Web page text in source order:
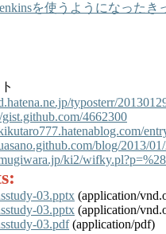
を使うようになったき
typosterr/
gist.github.com/4662300
blog/2013/
ki2/
03.pptx (application/
03.pptx (application/
03.pdf(application/pdf)